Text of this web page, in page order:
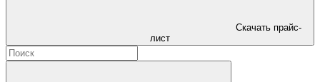
Скачать прайс-
лист